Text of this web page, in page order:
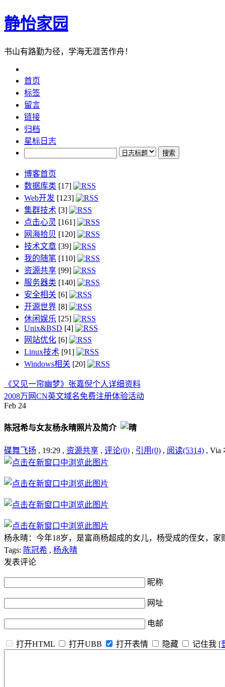
静怡家园
书山有路勤为径，学海无涯苦作舟！
首页
标签
留言
链接
归档
星标日志
博客首页
数据库类 [17]
Web开发 [123]
集群技术 [3]
点击心灵 [161]
网海拾贝 [120]
技术文章 [39]
我的随笔 [110]
资源共享 [99]
服务器类 [140]
安全相关 [6]
开源世界 [8]
休闲娱乐 [25]
Unix&BSD [4]
网站优化 [6]
Linux技术 [91]
Windows相关 [20]
《又见一帘幽梦》张嘉倪个人详细资料
2008万网CN英文域名免费注册体验活动
Feb 24
陈冠希与女友杨永晴照片及简介
碟舞飞扬 , 19:29 , 资源共享 , 评论(0) , 引用(0) , 阅读(5314) , Via
杨永晴：今年18岁，是富商杨超成的女儿，杨受成的侄女，
Tags: 陈冠希 , 杨永晴
发表评论
昵称
网址
电邮
打开HTML 打开UBB 打开表情 隐藏 记住我 [